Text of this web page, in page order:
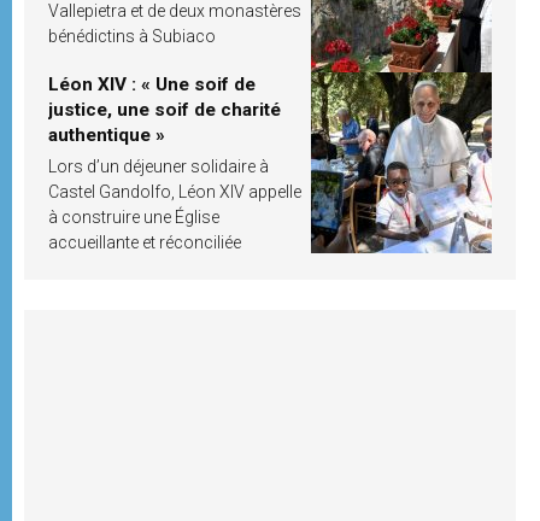
Vallepietra et de deux monastères
bénédictins à Subiaco
Léon XIV : « Une soif de
justice, une soif de charité
authentique »
Lors d’un déjeuner solidaire à
Castel Gandolfo, Léon XIV appelle
à construire une Église
accueillante et réconciliée